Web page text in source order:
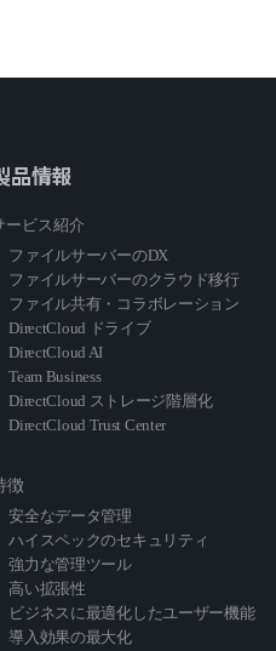
品情報
ービス紹介
ファイルサーバーのDX
ファイルサーバーのクラウド移行
ファイル共有・コラボレーション
DirectCloud ドライブ
DirectCloud AI
Team Business
DirectCloud ストレージ階層化
DirectCloud Trust Center
徴
安全なデータ管理
ハイスペックのセキュリティ
強力な管理ツール
高い拡張性
ビジネスに最適化したユーザー機能
導入効果の最大化